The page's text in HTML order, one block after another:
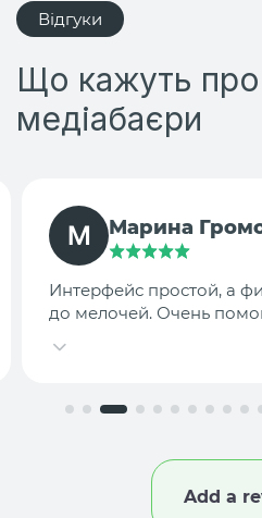
Відгуки
Що кажуть про
медіабаєри
TargetLab
Собираем аналитику
конкурентам — теперь
Add a